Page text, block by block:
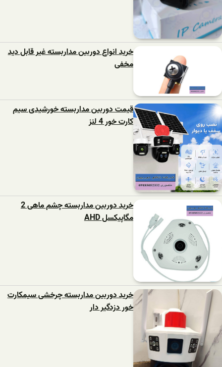
خرید انواع دوربین مداربسته غیر قابل دید
مخفی
قیمت دوربین مداربسته خورشیدی سیم
کارت خور 4 لنز
خرید دوربین مداربسته چشم ماهی 2
مگاپیکسل AHD
خرید دوربین مداربسته چرخشی سیمکارت
خور دزدگیر دار